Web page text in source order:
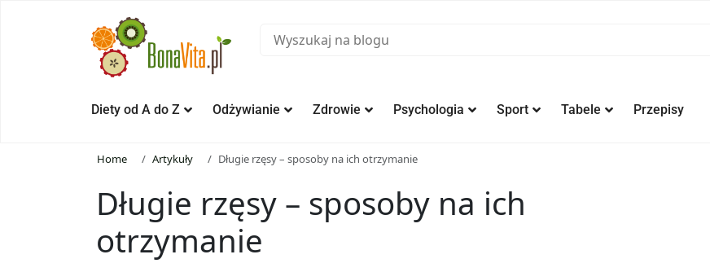
Diety od A do Z Odżywianie Zdrowie Psychologia Sport Tabele Przepisy
Home Artykuły Długie rzęsy – sposoby na ich otrzymanie
Długie rzęsy – sposoby na ich
otrzymanie